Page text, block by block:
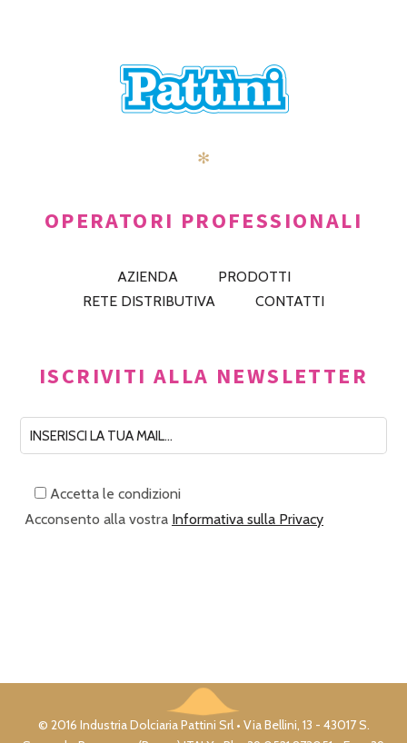
✻
OPERATORI PROFESSIONALI
AZIENDA
PRODOTTI
RETE DISTRIBUTIVA
CONTATTI
ISCRIVITI ALLA NEWSLETTER
Accetta le condizioni
Acconsento alla vostra Informativa sulla Privacy
© 2016 Industria Dolciaria Pattini Srl • Via Bellini, 13 - 43017 S.